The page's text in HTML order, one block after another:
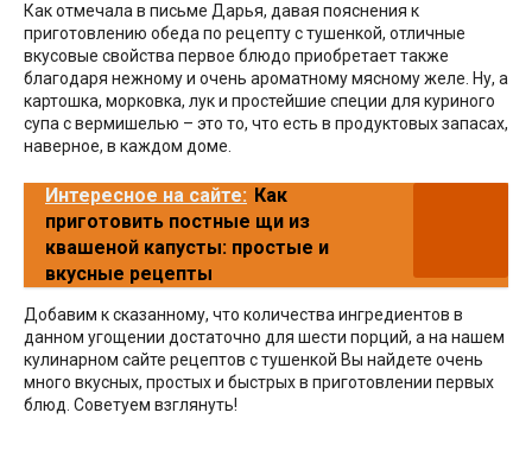
Как отмечала в письме Дарья, давая пояснения к
приготовлению обеда по рецепту с тушенкой, отличные
вкусовые свойства первое блюдо приобретает также
благодаря нежному и очень ароматному мясному желе. Ну, а
картошка, морковка, лук и простейшие специи для куриного
супа с вермишелью – это то, что есть в продуктовых запасах,
наверное, в каждом доме.
Интересное на сайте: Как
приготовить постные щи из
квашеной капусты: простые и
вкусные рецепты
Добавим к сказанному, что количества ингредиентов в
данном угощении достаточно для шести порций, а на нашем
кулинарном сайте рецептов с тушенкой Вы найдете очень
много вкусных, простых и быстрых в приготовлении первых
блюд. Советуем взглянуть!